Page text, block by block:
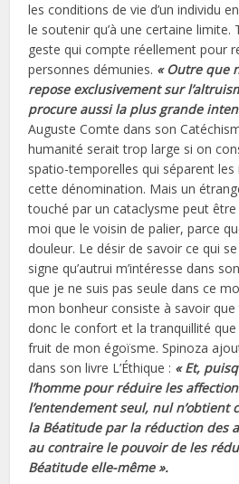
les conditions de vie d’un individu
le soutenir qu’à une certaine limite.
geste qui compte réellement pour
personnes démunies. « Outre que
repose exclusivement sur
procure aussi la plus grande
Auguste Comte dans son
humanité serait trop large si on
spatio-temporelles qui séparent
cette dénomination. Mais un
touché par un cataclysme peut
moi que le voisin de palier, parce
douleur. Le désir de savoir ce qui
signe qu’autrui m’intéresse dans
que je ne suis pas seule dans ce
mon bonheur consiste à savoir
donc le confort et la tranquillité
fruit de mon égoïsme. Spinoza
dans son livre L’Éthique : « Et,
l’homme pour réduire les
l’entendement seul, nul n’obtient
la Béatitude par la réduction des
au contraire le pouvoir de les
Béatitude elle-même ».